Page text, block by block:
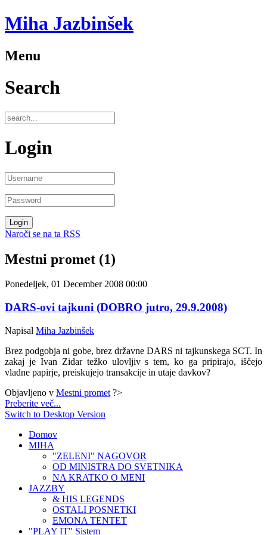
Miha Jazbinšek
Menu
Search
Login
Naroči se na ta RSS
Mestni promet (1)
Ponedeljek, 01 December 2008 00:00
DARS-ovi tajkuni (DOBRO jutro, 29.9.2008)
Napisal Miha Jazbinšek
Brez podgobja ni gobe, brez državne DARS ni tajkunskega SCT. In
zakaj je Ivan Zidar težko ulovljiv s tem, ko ga pripirajo, iščejo
vladne papirje, preiskujejo transakcije in utaje davkov?
Objavljeno v Mestni promet ?>
Preberite več...
Switch to Desktop Version
Domov
MIHA
"ZELENI" NAGOVOR
OD MINISTRA DO SVETNIKA
NA KRATKO O MENI
JAZZBY
& HIS LEGENDS
OSTALI POSNETKI
EMONA TENTET
"PLAY IT" Sistem